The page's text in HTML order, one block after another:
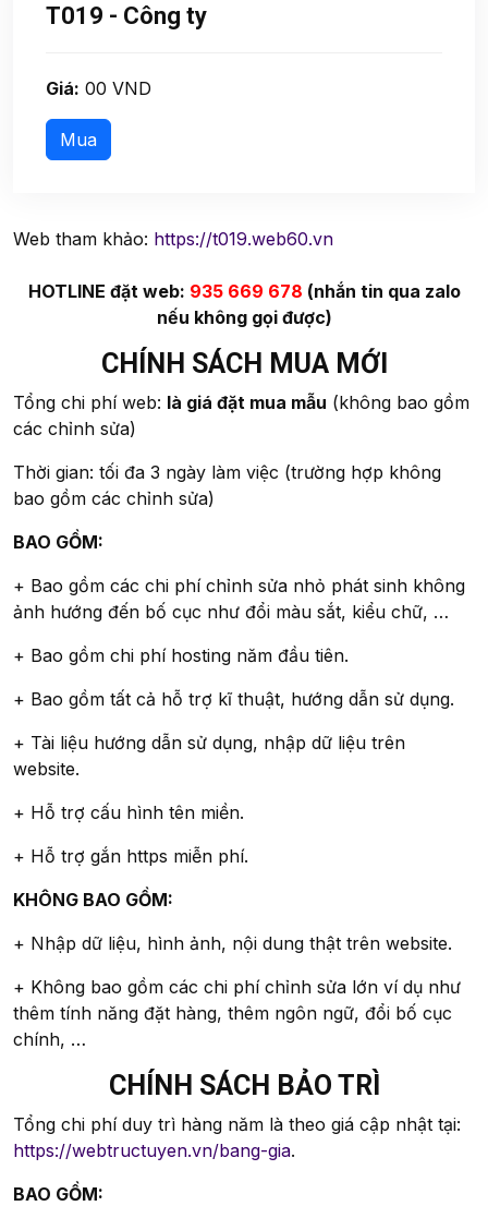
T019 - Công ty
Giá: 00 VND
Web tham khảo: https://t019.web60.vn
HOTLINE đặt web: 935 669 678 (nhắn tin qua zalo
nếu không gọi được)
CHÍNH SÁCH MUA MỚI
Tổng chi phí web: là giá đặt mua mẫu (không bao gồm
các chỉnh sửa)
Thời gian: tối đa 3 ngày làm việc (trường hợp không
bao gồm các chỉnh sửa)
BAO GỒM:
+ Bao gồm các chi phí chỉnh sửa nhỏ phát sinh không
ảnh hướng đến bố cục như đổi màu sắt, kiểu chữ, …
+ Bao gồm chi phí hosting năm đầu tiên.
+ Bao gồm tất cả hỗ trợ kĩ thuật, hướng dẫn sử dụng.
+ Tài liệu hướng dẫn sử dụng, nhập dữ liệu trên
website.
+ Hỗ trợ cấu hình tên miền.
+ Hỗ trợ gắn https miễn phí.
KHÔNG BAO GỒM:
+ Nhập dữ liệu, hình ảnh, nội dung thật trên website.
+ Không bao gồm các chi phí chỉnh sửa lớn ví dụ như
thêm tính năng đặt hàng, thêm ngôn ngữ, đổi bố cục
chính, …
CHÍNH SÁCH BẢO TRÌ
Tổng chi phí duy trì hàng năm là theo giá cập nhật tại:
https://webtructuyen.vn/bang-gia.
BAO GỒM: